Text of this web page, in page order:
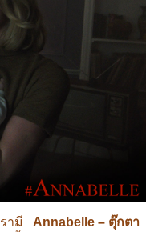
รามี Annabelle – ตุ๊กตา